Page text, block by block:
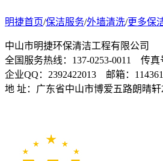
明捷首页/保洁服务/外墙清洗/更多保
中山市明捷环保清洁工程有限公
全国服务热线：137-0253-0011 传真
企业QQ：2392422013 邮箱：
地 址：广东省中山市博爱五路朗晴轩